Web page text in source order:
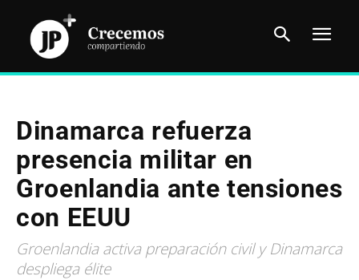
Dinamarca refuerza
presencia militar en
Groenlandia ante tensiones
con EEUU
Groenlandia activa preparación civil y Dinamarca
despliega élite